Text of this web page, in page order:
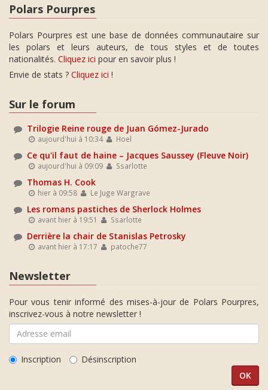
Polars Pourpres
Polars Pourpres est une base de données communautaire sur
les polars et leurs auteurs, de tous styles et de toutes
nationalités. Cliquez ici pour en savoir plus !
Envie de stats ? Cliquez ici !
Sur le forum
Trilogie Reine rouge de Juan Gómez-Jurado
aujourd'hui à 10:34 Hoel
Ce qu'il faut de haine – Jacques Saussey (Fleuve Noir)
aujourd'hui à 09:09 Ssarlotte
Thomas H. Cook
hier à 09:58 Le Juge Wargrave
Les romans pastiches de Sherlock Holmes
avant hier à 19:51 Ssarlotte
Derrière la chair de Stanislas Petrosky
avant hier à 17:17 patoche77
Newsletter
Pour vous tenir informé des mises-à-jour de Polars Pourpres,
inscrivez-vous à notre newsletter !
Inscription Désinscription